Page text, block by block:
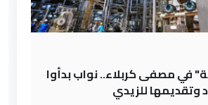
في مصفى كربلاء.. نواب بدأوا
للزيدي